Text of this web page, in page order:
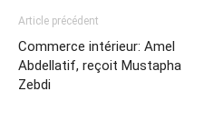
Article précédent
Commerce intérieur: Amel
Abdellatif, reçoit Mustapha
Zebdi